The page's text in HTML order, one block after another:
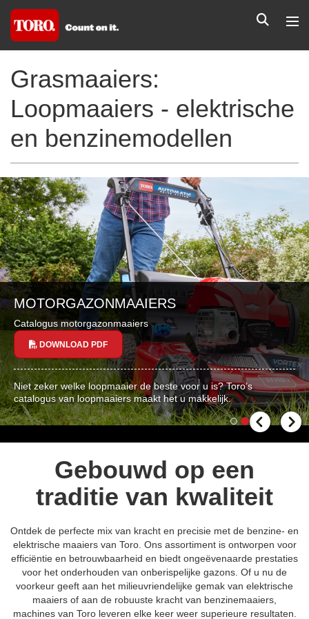
Grasmaaiers:
Loopmaaiers - elektrische
en benzinemodellen
MOTORGAZONMAAIERS
Catalogus motorgazonmaaiers
DOWNLOAD PDF
Niet zeker welke loopmaaier de beste voor u is? Toro’s
catalogus van loopmaaiers maakt het u makkelijk.
Gebouwd op een
traditie van kwaliteit
Ontdek de perfecte mix van kracht en precisie met de benzine- en
elektrische maaiers van Toro. Ons assortiment is ontworpen voor
efficiëntie en betrouw­baar­heid en biedt ongeëvenaarde prestaties
voor het onderhouden van onberispelijke gazons. Of u nu de
voorkeur geeft aan het milieuvriendelijke gemak van elektrische
maaiers of aan de robuuste kracht van benzine­maaiers,
machines van Toro leveren elke keer weer superieure resultaten.